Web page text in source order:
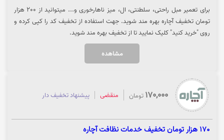
برای تعمیر مبل راحتی، سلطنتی، ال، میز ناهارخوری و... میتوانید از 200 هزار
تومان تخفیف آچاره بهره مند شوید. جهت استفاده از تخفیف کد را کپی کرده و
روی "خرید کنید" کلیک نمایید تا از تخفیف بهره مند شوید.
مشاهده
170,000 تومان منقضی پیشنهاد تخفیف دار
170 هزار تومان تخفیف خدمات نظافت آچاره